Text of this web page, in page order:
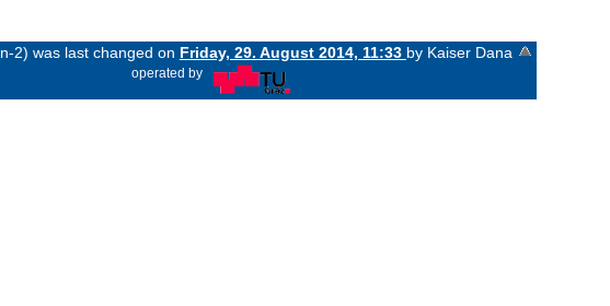
2) was last changed on Friday, 29. August 2014, 11:33 by Kaiser Dana
operated by